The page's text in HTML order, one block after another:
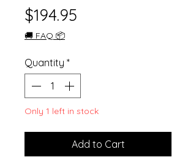
$194.95
🚚 FAQ 📦
Quantity *
Only 1 left in stock
Add to Cart